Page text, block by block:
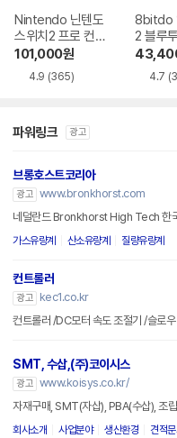
Nintendo 닌텐도
스위치2 프로 컨트
롤러
101,000원
4.9 (365)
8bitdo
2 블루
드
4.7
파워링크 광고
브롱호스트코리아
광고 www.bronkhorst.com
네덜란드 Bronkhorst High Tech 한국
가스유량계 산소유량계 질량유량계
컨트롤러
광고
kec1.co.kr
컨트롤러 /DC모터 속도 조절기 /슬로
SMT, 수삽,(주)코이시스
광고 www.koisys.co.kr/
자재구매, SMT(자삽), PBA(수삽), 조
회사소개 사업분야 생산환경 견적문